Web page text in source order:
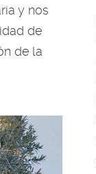
y nos
de
de la